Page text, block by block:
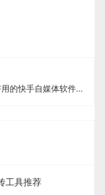
有那些好用的快手自媒体软件《闲人新媒体管家》
工具推荐